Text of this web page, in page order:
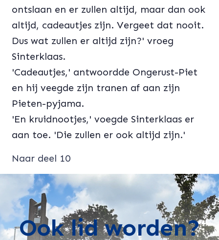
ontslaan en er zullen altijd, maar dan ook
altijd, cadeautjes zijn. Vergeet dat nooit.
Dus wat zullen er altijd zijn?' vroeg
Sinterklaas.
'Cadeautjes,' antwoordde Ongerust-Piet
en hij veegde zijn tranen af aan zijn
Pieten-pyjama.
'En kruidnootjes,' voegde Sinterklaas er
aan toe. 'Die zullen er ook altijd zijn.'
Naar deel 10
Ook lid worden?